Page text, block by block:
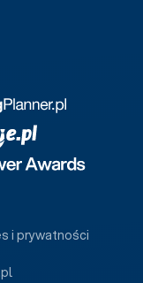
i prywatności